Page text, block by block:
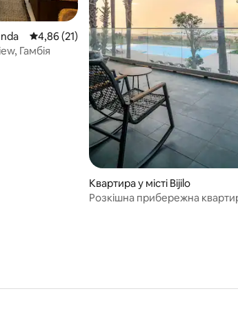
Середня оцінка: 4,86 з 5, відгуки: 21
4,86 (21)
Гамбія
Квартира у місті Bijilo
Розкішна прибережна